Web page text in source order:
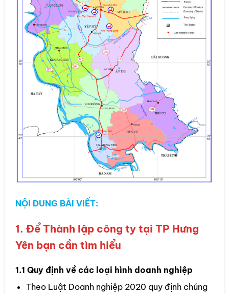
NỘI DUNG BÀI VIẾT:
1. Để Thành lập công ty tại TP Hưng
Yên bạn cần tìm hiểu
1.1 Quy định về các loại hình doanh nghiệp
Theo Luật Doanh nghiệp 2020 quy định chúng